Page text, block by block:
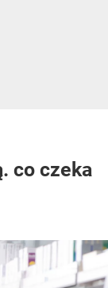
co czeka